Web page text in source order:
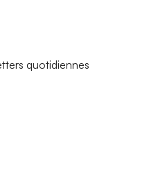
quotidiennes